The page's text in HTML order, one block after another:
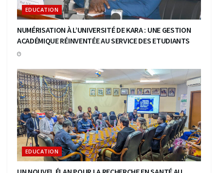
EDUCATION
NUMÉRISATION À L’UNIVERSITÉ DE KARA : UNE GESTION
ACADÉMIQUE RÉINVENTÉE AU SERVICE DES ETUDIANTS
EDUCATION